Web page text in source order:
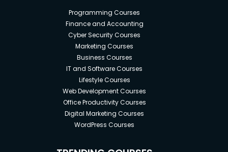
Programming Courses
Finance and Accounting
Cyber Security Courses
Marketing Courses
Business Courses
IT and Software Courses
Lifestyle Courses
Web Development Courses
Office Productivity Courses
Digital Marketing Courses
WordPress Courses